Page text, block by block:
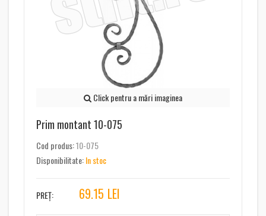
Click pentru a mări imaginea
Prim montant 10-075
Cod produs:10-075
Disponibilitate:In stoc
PREȚ: 69.15 LEI